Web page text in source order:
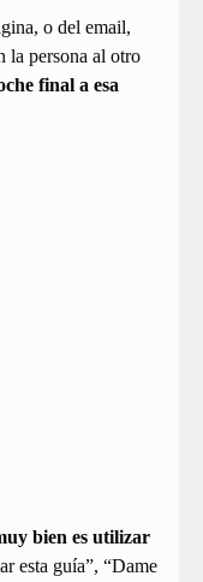
o del email,
la persona al otro
final a esa
bien es utilizar
esta guía”, “Dame